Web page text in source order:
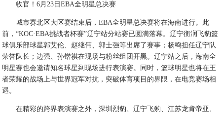
收官！6月23日EBA全明星总决赛
城市赛北区大区赛结束后，EBA全明星总决赛将在海南进行。此
前，“KOC·EBA挑战者杯赛”辽宁站分站赛已圆满落幕。辽宁衡润飞豹篮
球俱乐部球星郭艾伦、赵继伟、郭士强等出席了赛事；杨鸣担任辽宁队
荣誉队长；边强、孙锴祺在现场与粉丝组团开黑。辽宁站之后，海南全
明星赛也会邀请知名球星到现场进行表演赛。同时，篮球明星也将在王
者荣耀的战场上与世界冠军对抗，突破体育项目的界限，在电竞赛场相
遇。
在精彩的跨界表演赛之外，深圳烈豹、辽宁飞豹、江苏龙肯帝亚、